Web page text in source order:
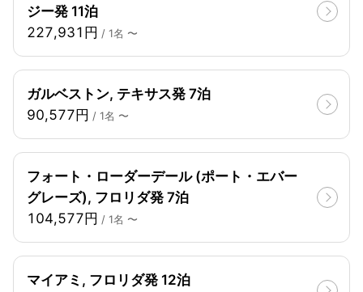
ジー発 11泊
227,931円 / 1名 〜
ガルベストン, テキサス発 7泊
90,577円 / 1名 〜
フォート・ローダーデール (ポート・エバー
グレーズ), フロリダ発 7泊
104,577円 / 1名 〜
マイアミ, フロリダ発 12泊